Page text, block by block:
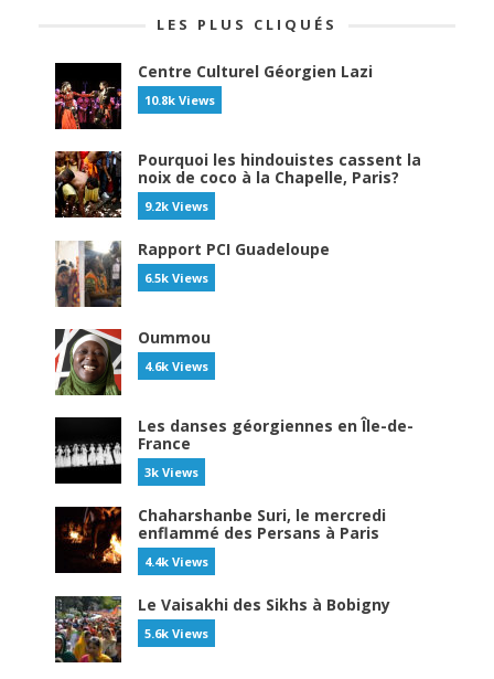
LES PLUS CLIQUÉS
Centre Culturel Géorgien Lazi
10.8k Views
Pourquoi les hindouistes cassent la
noix de coco à la Chapelle, Paris?
9.2k Views
Rapport PCI Guadeloupe
6.5k Views
Oummou
4.6k Views
Les danses géorgiennes en Île-de-
France
3k Views
Chaharshanbe Suri, le mercredi
enflammé des Persans à Paris
4.4k Views
Le Vaisakhi des Sikhs à Bobigny
5.6k Views